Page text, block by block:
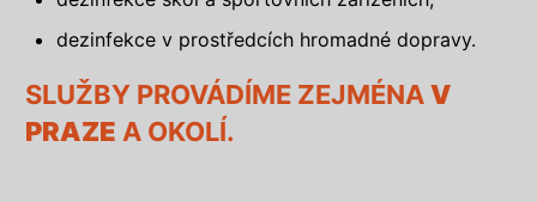
dezinfekce v prostředcích hromadné dopravy.
SLUŽBY PROVÁDÍME ZEJMÉNAV
PRAZE A OKOLÍ.